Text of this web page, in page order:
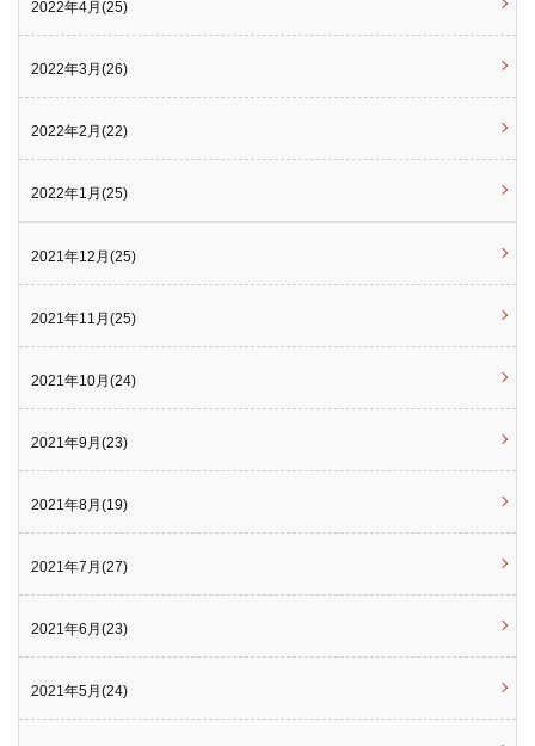
2022年4月(25)
2022年3月(26)
2022年2月(22)
2022年1月(25)
2021年12月(25)
2021年11月(25)
2021年10月(24)
2021年9月(23)
2021年8月(19)
2021年7月(27)
2021年6月(23)
2021年5月(24)